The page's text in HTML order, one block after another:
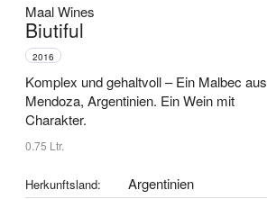
Maal Wines
Biutiful
2016
Komplex und gehaltvoll –Ein Malbec aus
Mendoza, Argentinien. Ein Wein mit
Charakter.
0.75 Ltr.
Herkunftsland: Argentinien